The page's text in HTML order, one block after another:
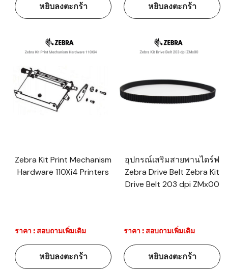
หยิบลงตะกร้า หยิบลงตะกร้า
Zebra Kit Print Mechanism
Hardware 110Xi4 Printers
ราคา : สอบถามเพิ่มเติม
หยิบลงตะกร้า
อุปกรณ์เสริมสายพานไดร์ฟ
Zebra Drive Belt Zebra Kit
Drive Belt 203 dpi ZMx00
ราคา : สอบถามเพิ่มเติม
หยิบลงตะกร้า